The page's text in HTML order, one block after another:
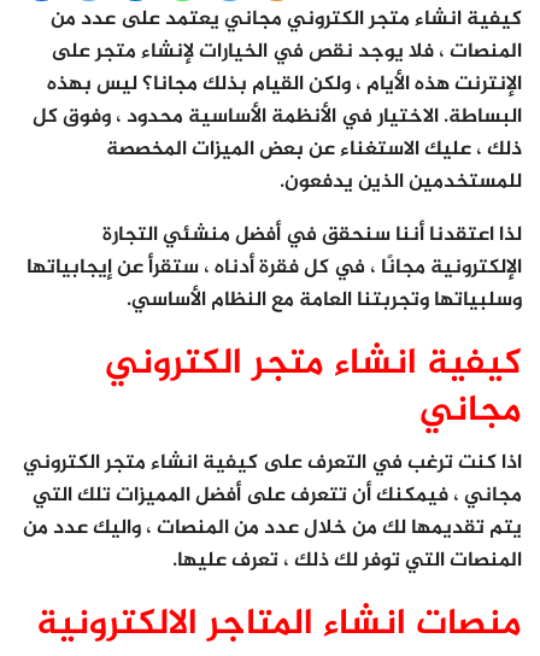
كيفية انشاء متجر الكتروني مجاني يعتمد على عدد من
المنصات ، فلا يوجد نقص في الخيارات لإنشاء متجر على
الإنترنت هذه الأيام ، ولكن القيام بذلك مجانا؟ ليس بهذه
البساطة. الاختيار في الأنظمة الأساسية محدود ، وفوق كل
ذلك ، عليك الاستغناء عن بعض الميزات المخصصة
للمستخدمين الذين يدفعون.
لذا اعتقدنا أننا سنحقق في أفضل منشئي التجارة
الإلكترونية مجانًا ، في كل فقرة أدناه ، ستقرأ عن إيجابياتها
وسلبياتها وتجربتنا العامة مع النظام الأساسي.
كيفية انشاء متجر الكتروني
مجاني
اذا كنت ترغب في التعرف على كيفية انشاء متجر الكتروني
مجاني ، فيمكنك أن تتعرف على أفضل المميزات تلك التي
يتم تقديمها لك من خلال عدد من المنصات ، واليك عدد من
المنصات التي توفر لك ذلك ، تعرف عليها.
منصات انشاء المتاجر الالكترونية